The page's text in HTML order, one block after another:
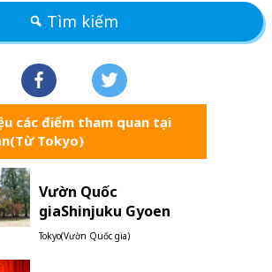
Tìm kiếm
các điểm tham quan tại
Tokyo)
Vườn Quốc
giaShinjuku Gyoen
Tokyo(Vườn Quốc gia)